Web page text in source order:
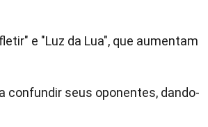
e "Luz da Lua", que aumentam
confundir seus oponentes, dando-